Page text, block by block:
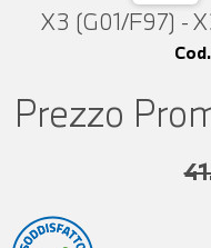
X3 (G01/F97) -
Prezzo